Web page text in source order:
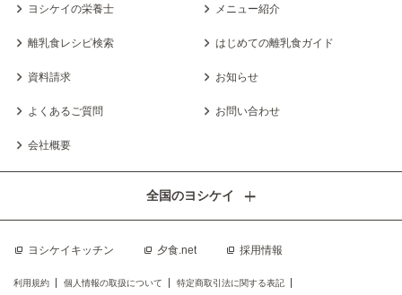
ヨシケイの栄養士 メニュー紹介
離乳食レシピ検索 はじめての離乳食ガイド
資料請求 お知らせ
よくあるご質問 お問い合わせ
会社概要
ヨシケイキッチン 夕食.net 採用情報
全国のヨシケイ
利用規約 個人情報の取扱について 特定商取引法に関する表記